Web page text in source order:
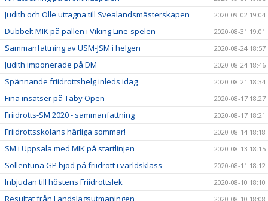
Judith och Olle uttagna till Svealandsmästerskapen 2020-09-02 19:04
Dubbelt MIK på pallen i Viking Line-spelen 2020-08-31 19:01
Sammanfattning av USM-JSM i helgen 2020-08-24 18:57
Judith imponerade på DM 2020-08-24 18:46
Spännande friidrottshelg inleds idag 2020-08-21 18:34
Fina insatser på Täby Open 2020-08-17 18:27
Friidrotts-SM 2020 - sammanfattning 2020-08-17 18:21
Friidrottsskolans härliga sommar! 2020-08-14 18:18
SM i Uppsala med MIK på startlinjen 2020-08-13 18:15
Sollentuna GP bjöd på friidrott i världsklass 2020-08-11 18:12
Inbjudan till höstens Friidrottslek 2020-08-10 18:10
Resultat från Landslagsutmaningen 2020-08-10 18:08